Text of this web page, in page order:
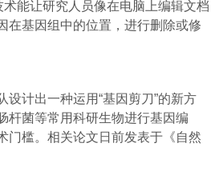
术能让研究人员像在电脑上编辑文档
在基因组中的位置，进行删除或修
设计出一种运用“基因剪刀”的新方
杆菌等常用科研生物进行基因编
门槛。相关论文日前发表于《自然